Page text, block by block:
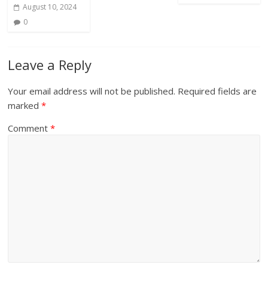
August 10, 2024
0
Leave a Reply
Your email address will not be published. Required fields are
marked*
Comment*